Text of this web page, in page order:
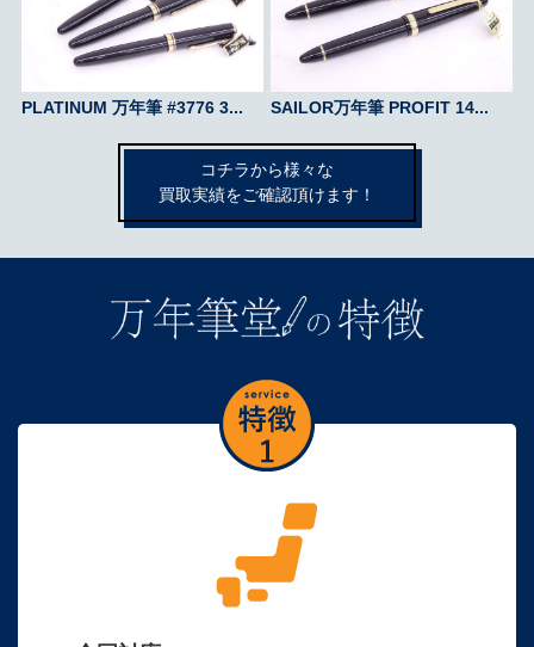
PLATINUM 万年筆 #3776 3... SAILOR万年筆 PROFIT 14...
コチラから様々な
買取実績をご確認頂けます！